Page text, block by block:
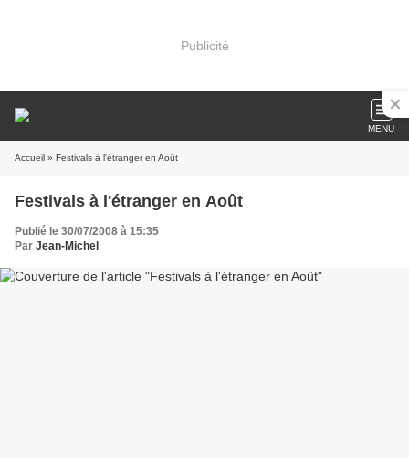
Publicité
MENU
Accueil » Festivals à l'étranger en Août
Festivals à l'étranger en Août
Publié le 30/07/2008 à 15:35
Par Jean-Michel